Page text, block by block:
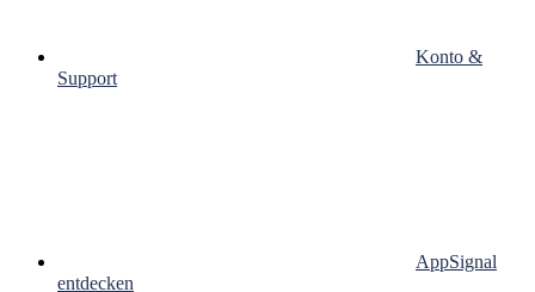
Konto &
Support
AppSignal
entdecken